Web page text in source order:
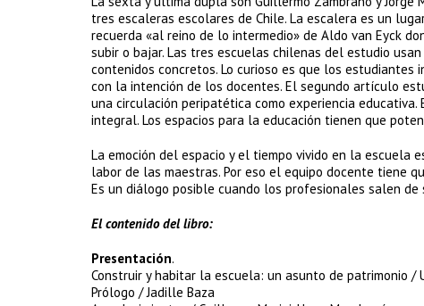
tres escaleras escolares de Chile. La escalera es un
recuerda «al reino de lo intermedio» de Aldo van Eyck
subir o bajar. Las tres escuelas chilenas del estudio
contenidos concretos. Lo curioso es que los
con la intención de los docentes. El segundo artículo
una circulación peripatética como experiencia
integral. Los espacios para la educación tienen que
La emoción del espacio y el tiempo vivido en la
labor de las maestras. Por eso el equipo docente tiene
Es un diálogo posible cuando los profesionales salen
El contenido del libro:
Presentación.
Construir y habitar la escuela: un asunto de patrimonio /
Prólogo / Jadille Baza